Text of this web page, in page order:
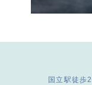
国立駅徒歩